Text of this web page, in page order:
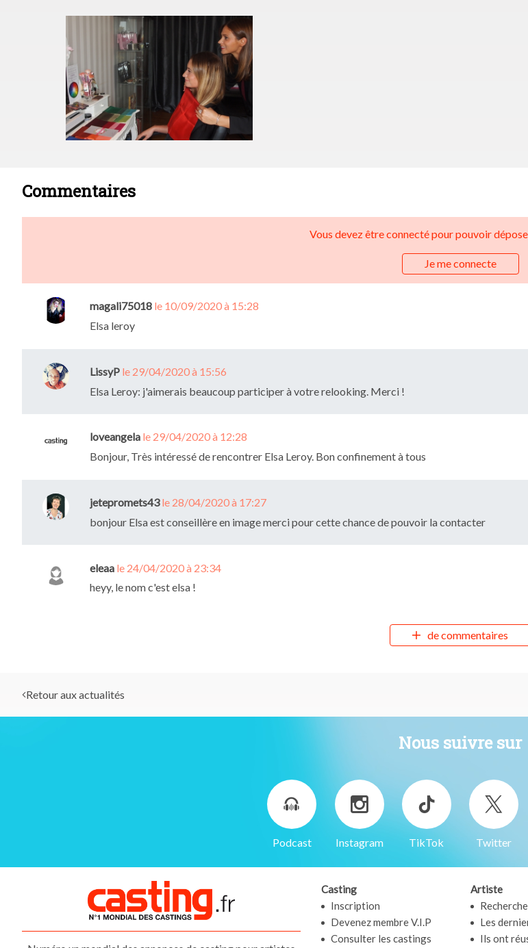
Commentaires
Vous devez être connecté pour pouvoir
Je me connecte
magali75018 le 10/09/2020 à 15:28
Elsa leroy
LissyP le 29/04/2020 à 15:56
Elsa Leroy: j'aimerais beaucoup participer à votre relooking. Merci !
loveangela le 29/04/2020 à 12:28
Bonjour, Très intéressé de rencontrer Elsa Leroy. Bon confinement à tous
jetepromets43 le 28/04/2020 à 17:27
bonjour Elsa est conseillère en image merci pour cette chance de pouvoir la contacter
eleaa le 24/04/2020 à 23:34
heyy, le nom c'est elsa !
de commentaires
Retour aux actualités
Nous suivre sur
Podcast Instagram TikTok Twitter
Casting
Inscription
Devenez membre V.I.P
Consulter les castings
Artiste
Les
Ils ont
améliorent la performance et la sécurité du site internet.
Faites-nous part de vos préférences de cookies pour chaque
À quoi servent ces cookies :